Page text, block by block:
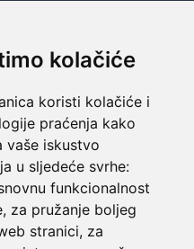
kolačiće
koristi kolačiće i
praćenja kako
vaše iskustvo
u sljedeće svrhe:
funkcionalnost
, za pružanje boljeg
stranici, za
novac